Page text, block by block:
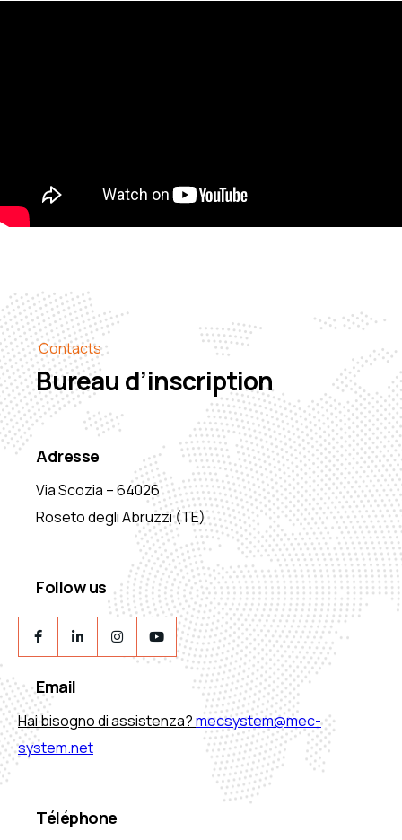
Contacts
Bureau d’inscription
Adresse
Via Scozia – 64026
Roseto degli Abruzzi (TE)
Follow us
Email
Hai bisogno di assistenza?mecsystem@mec-
system.net
Téléphone